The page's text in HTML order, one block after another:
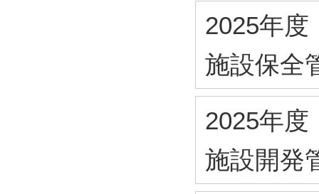
2025年度
施設保全
2025年度
施設開発